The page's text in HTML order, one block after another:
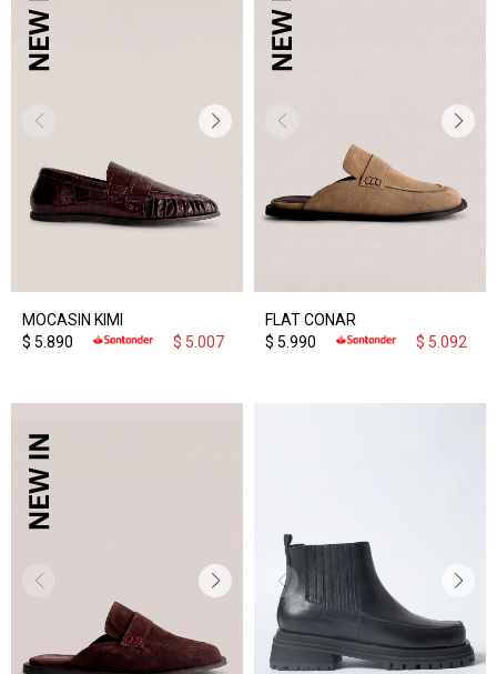
MOCASIN KIMI
$ 5.890 $ 5.007
FLAT CONAR
$ 5.990 $ 5.092